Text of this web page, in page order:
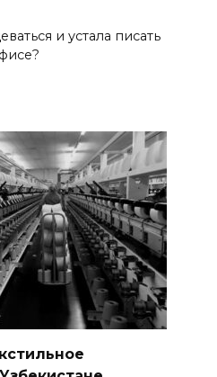
и устала писать